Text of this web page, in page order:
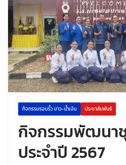
กิจกรรมรอบรั้ว ขาว-น้ำเงิน ประชาสัมพันธ์
กิจกรรมพัฒนา
ประจำปี 2567